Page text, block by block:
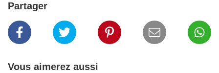
Partager
Vous aimerez aussi